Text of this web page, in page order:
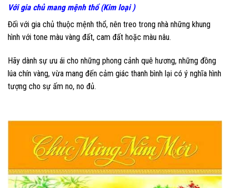
Với gia chủ mang mệnh thổ (Kim loại )
Đối với gia chủ thuộc mệnh thổ, nên treo trong nhà những khung
hình với tone màu vàng đất, cam đất hoặc màu nâu.
Hãy dành sự ưu ái cho những phong cảnh quê hương, những đồng
lúa chín vàng, vừa mang đến cảm giác thanh bình lại có ý nghĩa hình
tượng cho sự ấm no, no đủ.